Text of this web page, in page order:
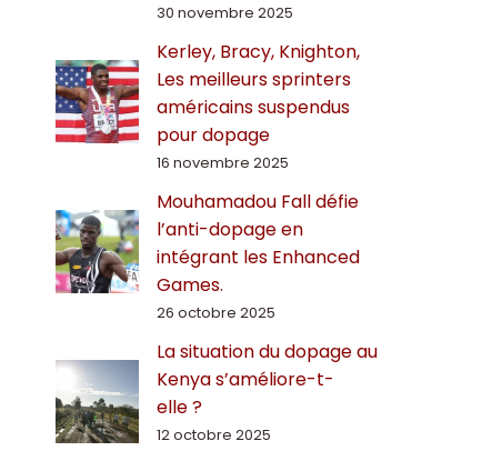
30 novembre 2025
Kerley, Bracy, Knighton,
Les meilleurs sprinters
américains suspendus
pour dopage
16 novembre 2025
Mouhamadou Fall défie
l’anti-dopage en
intégrant les Enhanced
Games.
26 octobre 2025
La situation du dopage au
Kenya s’améliore-t-
elle ?
12 octobre 2025